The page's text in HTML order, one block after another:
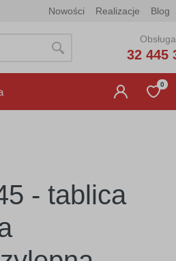
Nowości Realizacje Blog
32 445
0
- tablica